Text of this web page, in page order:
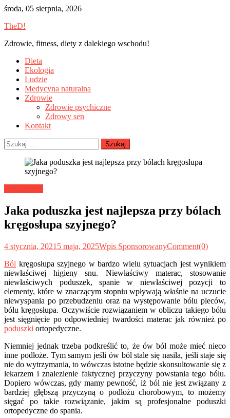
Skip
content
środa, 05 sierpnia, 2026
TheD!
Zdrowie, fitness, diety z dalekiego wschodu!
Dieta
Ekologia
Ludzie
Medycyna naturalna
Zdrowie
Zdrowie psychiczne
Zdrowy sen
Kontakt
Szukaj:
Jaka poduszka jest najlepsza przy bólach
kręgosłupa szyjnego?
4 stycznia, 2021 5 maja, 2025Wpis SponsorowanyComment(0)
Ból kręgosłupa szyjnego w bardzo wielu sytuacjach jest wynikiem
niewłaściwej higieny snu. Niewłaściwy materac, stosowanie
niewłaściwych poduszek, spanie w niewłaściwej pozycji to
elementy, które w znaczącym stopniu wpływają właśnie na uczucie
niewyspania po przebudzeniu oraz na występowanie bólu pleców,
bólu kręgosłupa. Oczywiście rozwiązaniem w obliczu takiego bólu
jest sięgnięcie po odpowiedniej twardości materac jak również po
poduszki ortopedyczne.
Niemniej jednak trzeba podkreślić to, że ów ból może mieć nieco
inne podłoże. Tym samym jeśli ów ból stale się nasila, jeśli staje się
nie do wytrzymania, to wówczas istotne będzie skonsultowanie się z
lekarzem i znalezienie faktycznej przyczyny powstania tego bólu.
Dopiero wówczas, gdy mamy pewność, iż ból nie jest związany z
bardziej głębszą przyczyną o podłożu chorobowym, to możemy
sięgać po takie rozwiązanie, jakim są profesjonalne poduszki
ortopedyczne do spania.